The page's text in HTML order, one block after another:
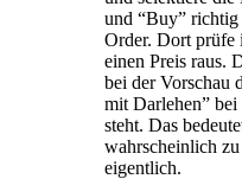
und “Buy”
Order. Dort prüfe
einen Preis raus.
bei der Vorschau
mit Darlehen”
steht. Das
wahrscheinlich
eigentlich.